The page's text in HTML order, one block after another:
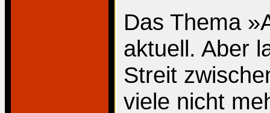
Das Thema
aktuell. Aber
Streit
viele nicht